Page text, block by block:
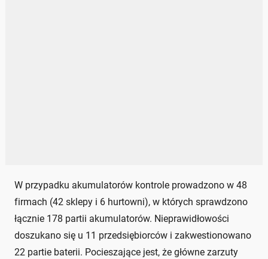
W przypadku akumulatorów kontrole prowadzono w 48
firmach (42 sklepy i 6 hurtowni), w których sprawdzono
łącznie 178 partii akumulatorów. Nieprawidłowości
doszukano się u 11 przedsiębiorców i zakwestionowano
22 partie baterii. Pocieszające jest, że główne zarzuty